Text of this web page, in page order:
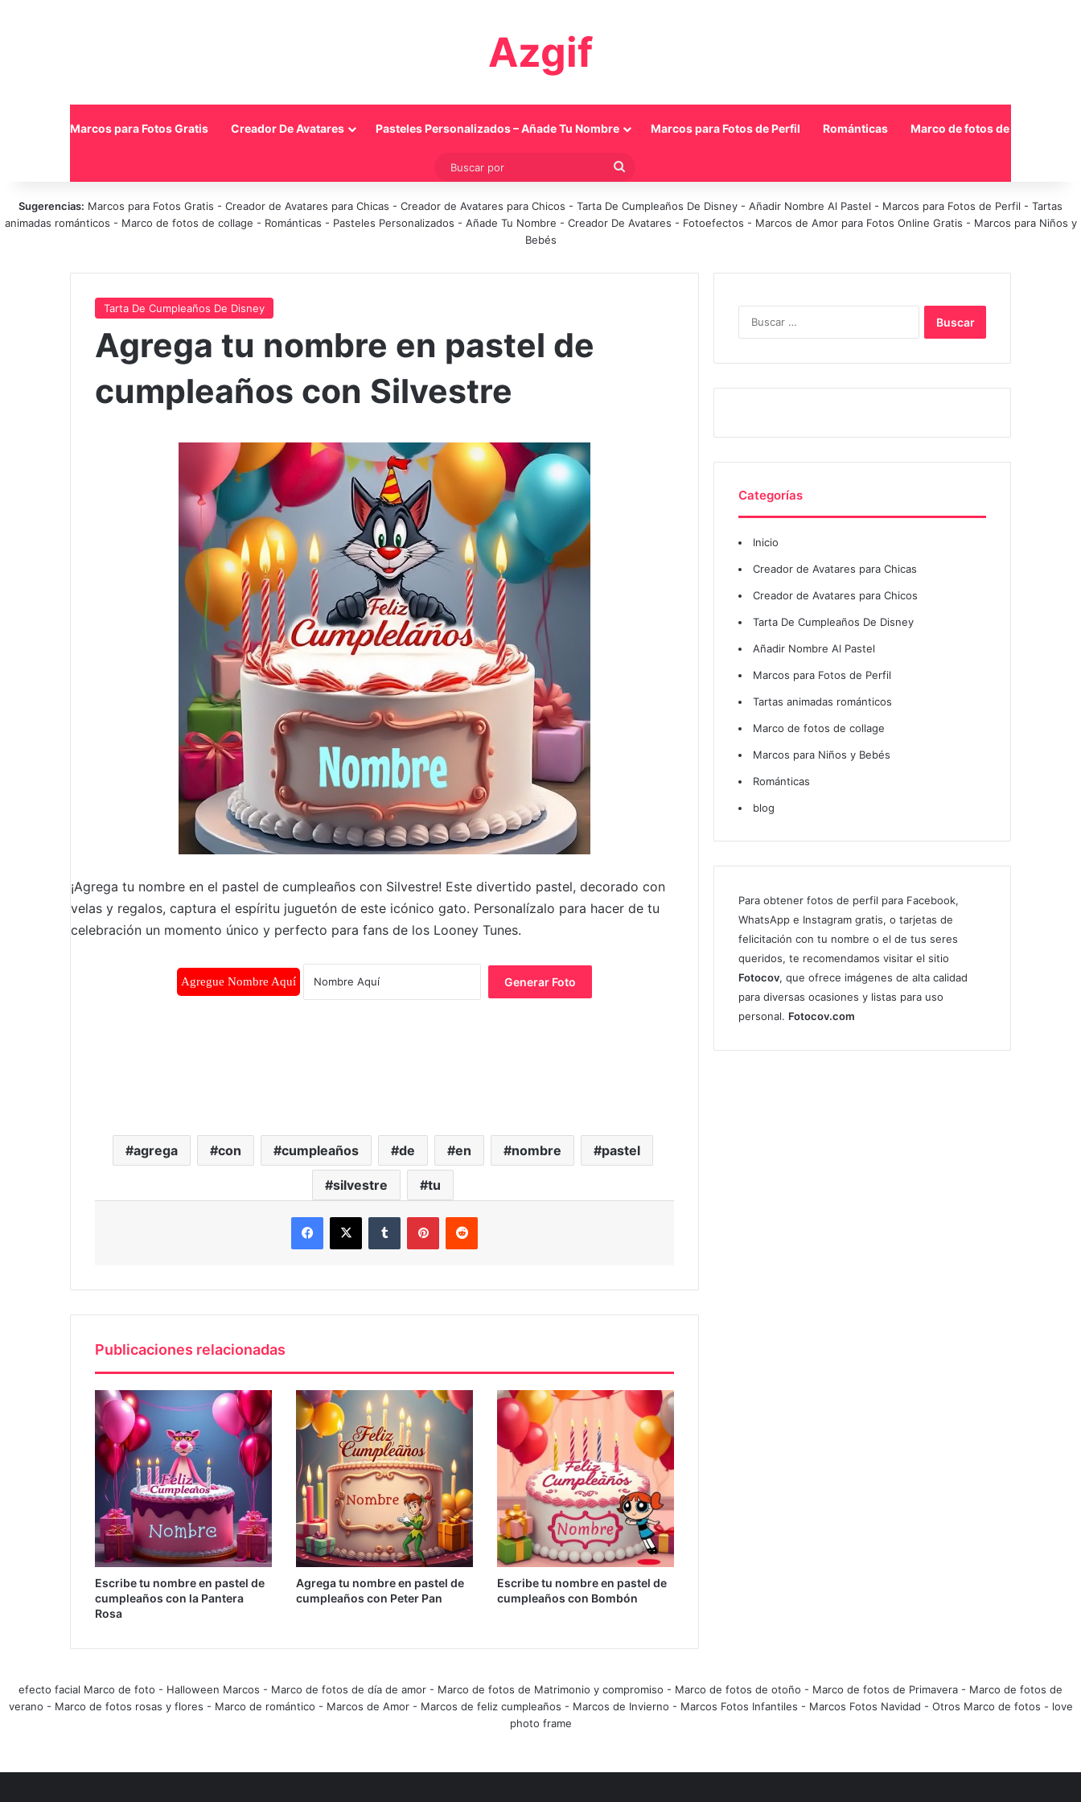
Azgif
Marcos para Fotos Gratis Creador De Avatares Pasteles Personalizados – Añade Tu Nombre Marcos para Fotos de Perfil Románticas Marco de fotos de collage
Buscar
Sugerencias: Marcos para Fotos Gratis - Creador de Avatares para Chicas - Creador de Avatares para Chicos - Tarta De Cumpleaños De Disney - Añadir Nombre Al Pastel - Marcos para Fotos de Perfil - Tartas
animadas románticos - Marco de fotos de collage - Románticas - Pasteles Personalizados - Añade Tu Nombre - Creador De Avatares - Fotoefectos - Marcos de Amor para Fotos Online Gratis - Marcos para Niños y
Bebés
Tarta De Cumpleaños De Disney
Agrega tu nombre en pastel de
cumpleaños con Silvestre
¡Agrega tu nombre en el pastel de cumpleaños con Silvestre! Este divertido pastel, decorado con
velas y regalos, captura el espíritu juguetón de este icónico gato. Personalízalo para hacer de tu
celebración un momento único y perfecto para fans de los Looney Tunes.
Agregue Nombre Aquí Generar Foto
agrega con cumpleaños de en nombre pastel
silvestre tu
Facebook
X TumblrPinterestReddit
Publicaciones relacionadas
Escribe tu nombre en pastel de
cumpleaños con la Pantera
Rosa
Agrega tu nombre en pastel de
cumpleaños con Peter Pan
Escribe tu nombre en pastel de
cumpleaños con Bombón
Categorías
Inicio
Creador de Avatares para Chicas
Creador de Avatares para Chicos
Tarta De Cumpleaños De Disney
Añadir Nombre Al Pastel
Marcos para Fotos de Perfil
Tartas animadas románticos
Marco de fotos de collage
Marcos para Niños y Bebés
Románticas
blog
Para obtener fotos de perfil para Facebook,
WhatsApp e Instagram gratis, o tarjetas de
felicitación con tu nombre o el de tus seres
queridos, te recomendamos visitar el sitio
Fotocov, que ofrece imágenes de alta calidad
para diversas ocasiones y listas para uso
personal. Fotocov.com
efecto facial Marco de foto - Halloween Marcos - Marco de fotos de día de amor - Marco de fotos de Matrimonio y compromiso - Marco de fotos de otoño - Marco de fotos de Primavera - Marco de fotos de
verano - Marco de fotos rosas y flores - Marco de romántico - Marcos de Amor- Marcos de feliz cumpleaños - Marcos de Invierno - Marcos Fotos Infantiles - Marcos Fotos Navidad - Otros Marco de fotos - love
photo frame